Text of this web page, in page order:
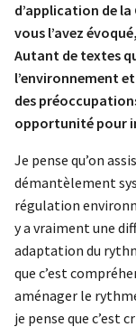
d’application de
vous l’avez
Autant de textes
l’environnement
des
opportunité pour
Je pense qu’on
démantèlement
régulation
y a vraiment une
adaptation du
que c’est
aménager le
je pense que c’est